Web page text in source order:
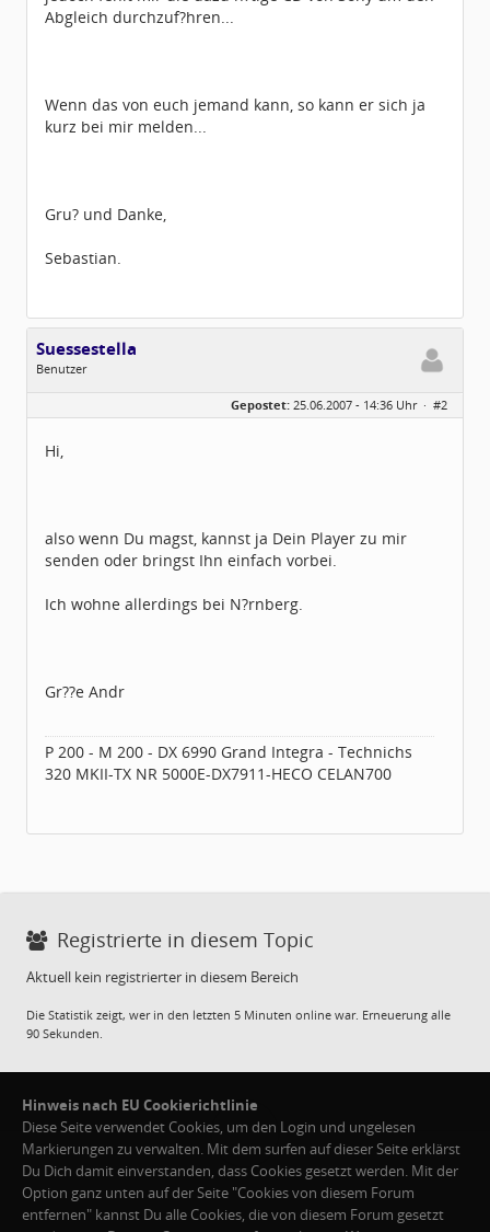
Abgleich durchzuf?hren...
Wenn das von euch jemand kann, so kann er sich ja
kurz bei mir melden...
Gru? und Danke,
Sebastian.
Suessestella
Benutzer
Homepage:
birkmann-tuning.de
Dabei seit:
Gepostet: 25.06.2007 - 14:36 Uhr · #2
Hi,
also wenn Du magst, kannst ja Dein Player zu mir
senden oder bringst Ihn einfach vorbei.
Ich wohne allerdings bei N?rnberg.
Gr??e Andr
P 200 - M 200 - DX 6990 Grand Integra - Technichs
320 MKII-TX NR 5000E-DX7911-HECO CELAN700
Registrierte in diesem Topic
Aktuell kein registrierter in diesem Bereich
Die Statistik zeigt, wer in den letzten 5 Minuten online war. Erneuerung alle
90 Sekunden.
Cookies von diesem Forum entfernen· FAQ / Hilfe·Teamseite
Hinweis nach EU Cookierichtlinie
Diese Seite verwendet Cookies, um den Login und ungelesen
Markierungen zu verwalten. Mit dem surfen auf dieser Seite erklärst
Du Dich damit einverstanden, dass Cookies gesetzt werden. Mit der
Option ganz unten auf der Seite "Cookies von diesem Forum
entfernen" kannst Du alle Cookies, die von diesem Forum gesetzt